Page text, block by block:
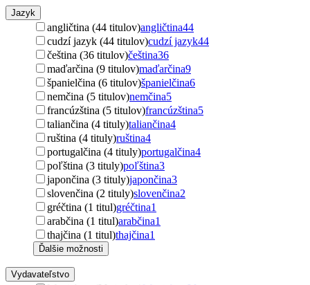
Jazyk
angličtina (44 titulov)angličtina44
cudzí jazyk (44 titulov)cudzí jazyk44
čeština (36 titulov)čeština36
maďarčina (9 titulov)maďarčina9
španielčina (6 titulov)španielčina6
nemčina (5 titulov)nemčina5
francúzština (5 titulov)francúzština5
taliančina (4 tituly)taliančina4
ruština (4 tituly)ruština4
portugalčina (4 tituly)portugalčina4
poľština (3 tituly)poľština3
japončina (3 tituly)japončina3
slovenčina (2 tituly)slovenčina2
gréčtina (1 titul)gréčtina1
arabčina (1 titul)arabčina1
thajčina (1 titul)thajčina1
Ďalšie možnosti
Vydavateľstvo